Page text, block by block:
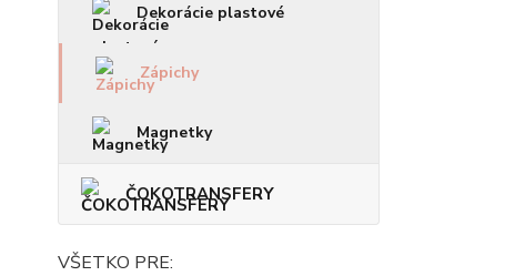
Dekorácie plastové
Zápichy
Magnetky
ČOKOTRANSFERY
VŠETKO PRE: